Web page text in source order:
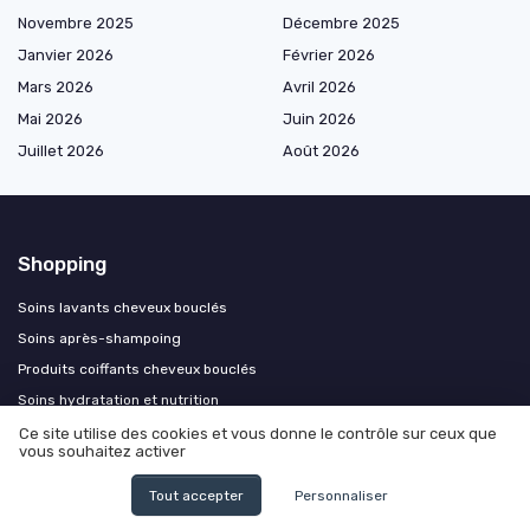
Novembre 2025
Décembre 2025
Janvier 2026
Février 2026
Mars 2026
Avril 2026
Mai 2026
Juin 2026
Juillet 2026
Août 2026
Shopping
Soins lavants cheveux bouclés
Soins après-shampoing
Produits coiffants cheveux bouclés
Soins hydratation et nutrition
Soins spécifiques cheveux bouclés
Rituels cheveux bouclés
Ce site utilise des cookies et vous donne le contrôle sur ceux que
vous souhaitez activer
Tout accepter Personnaliser